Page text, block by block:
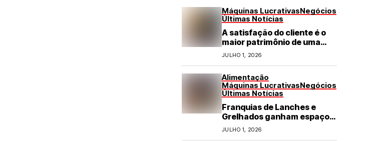
Máquinas LucrativasNegócios
Últimas Notícias
A satisfação do cliente é o
maior patrimônio de uma
franquia
JULHO 1, 2026
Alimentação
Máquinas LucrativasNegócios
Últimas Notícias
Franquias de Lanches e
Grelhados ganham espaço
com demanda por refeições
rápidas e de qualidade
JULHO 1, 2026